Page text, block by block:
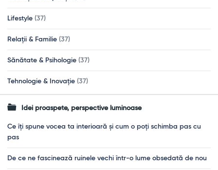
Lifestyle (37)
Relații & Familie (37)
Sănătate & Psihologie (37)
Tehnologie & Inovație (37)
Idei proaspete, perspective luminoase
Ce îți spune vocea ta interioară și cum o poți schimba pas cu
pas
De ce ne fascinează ruinele vechi într-o lume obsedată de nou